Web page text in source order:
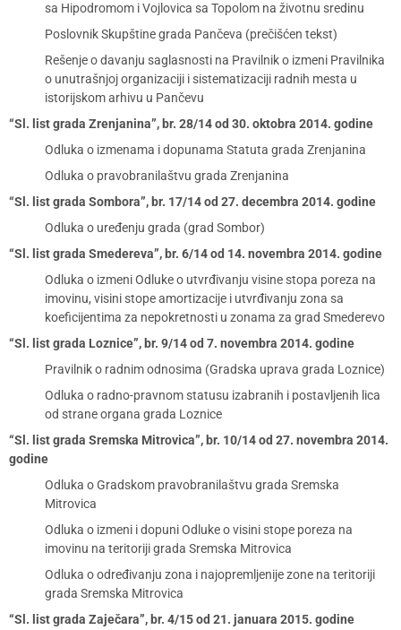
sa Hipodromom i Vojlovica sa Topolom na životnu sredinu
Poslovnik Skupštine grada Pančeva (prečišćen tekst)
Rešenje o davanju saglasnosti na Pravilnik o izmeni Pravilnika
o unutrašnjoj organizaciji i sistematizaciji radnih mesta u
istorijskom arhivu u Pančevu
“Sl. list grada Zrenjanina”, br. 28/14 od 30. oktobra 2014. godine
Odluka o izmenama i dopunama Statuta grada Zrenjanina
Odluka o pravobranilaštvu grada Zrenjanina
“Sl. list grada Sombora”, br. 17/14 od 27. decembra 2014. godine
Odluka o uređenju grada (grad Sombor)
“Sl. list grada Smedereva”, br. 6/14 od 14. novembra 2014. godine
Odluka o izmeni Odluke o utvrđivanju visine stopa poreza na
imovinu, visini stope amortizacije i utvrđivanju zona sa
koeficijentima za nepokretnosti u zonama za grad Smederevo
“Sl. list grada Loznice”, br. 9/14 od 7. novembra 2014. godine
Pravilnik o radnim odnosima (Gradska uprava grada Loznice)
Odluka o radno-pravnom statusu izabranih i postavljenih lica
od strane organa grada Loznice
“Sl. list grada Sremska Mitrovica”, br. 10/14 od 27. novembra 2014.
godine
Odluka o Gradskom pravobranilaštvu grada Sremska
Mitrovica
Odluka o izmeni i dopuni Odluke o visini stope poreza na
imovinu na teritoriji grada Sremska Mitrovica
Odluka o određivanju zona i najopremljenije zone na teritoriji
grada Sremska Mitrovica
“Sl. list grada Zaječara”, br. 4/15 od 21. januara 2015. godine